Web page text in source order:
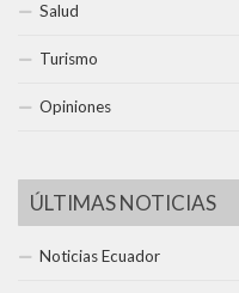
Salud
Turismo
Opiniones
ÚLTIMAS NOTICIAS
Noticias Ecuador